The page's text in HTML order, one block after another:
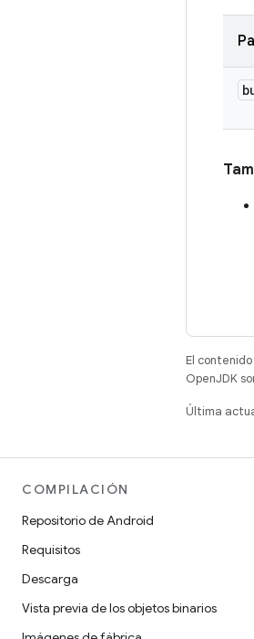
El
OpenJDK
Última
COMPILACIÓN
Repositorio de Android
Requisitos
Descarga
Vista previa de los objetos binarios